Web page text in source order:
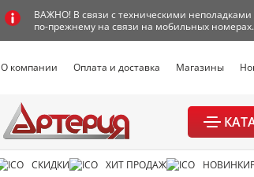
ВАЖНО! В связи с техническими неполадками
по-прежнему на связи на мобильных
О компании Оплата и доставка Магазины
СКИДКИ ХИТ ПРОДАЖ НОВИНКИ